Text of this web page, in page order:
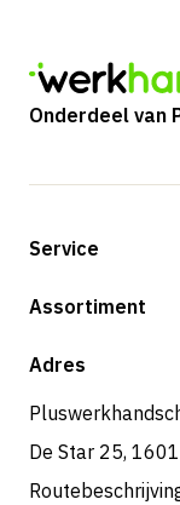
Onderdeel van
Service
Retouren &
Assortiment
Shop
Adres
De Star 25,